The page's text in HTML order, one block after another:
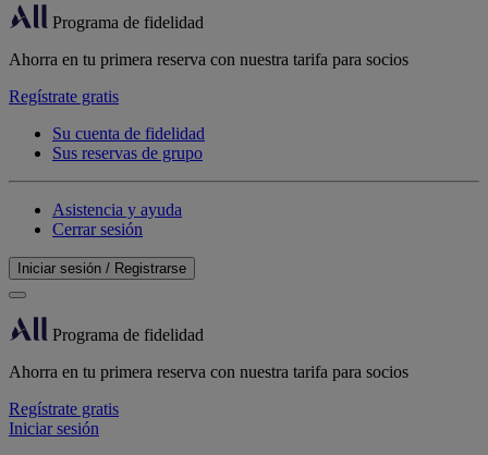
Programa de fidelidad
Ahorra en tu primera reserva con nuestra tarifa para socios
Regístrate gratis
Su cuenta de fidelidad
Sus reservas de grupo
Asistencia y ayuda
Cerrar sesión
Iniciar sesión / Registrarse
Programa de fidelidad
Ahorra en tu primera reserva con nuestra tarifa para socios
Regístrate gratis
Iniciar sesión